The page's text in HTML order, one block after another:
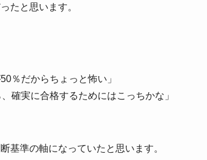
たと思います。
％だからちょっと怖い」
確実に合格するためにはこっちかな」
基準の軸になっていたと思います。